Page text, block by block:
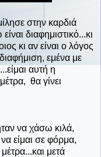
στην καρδιά
διαφημιστικό...κι
κι αν είναι ο λόγος
εμένα με
αυτή η
θα γίνει
να χάσω κιλά,
είμαι σε φόρμα,
μετά